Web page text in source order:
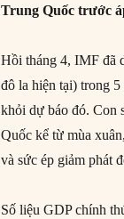
Trung Quốc trước
Hồi tháng 4, IMF đã
đô la hiện tại) trong
khỏi dự báo đó. Con
Quốc kể từ mùa
và sức ép giảm phát
Số liệu GDP chính